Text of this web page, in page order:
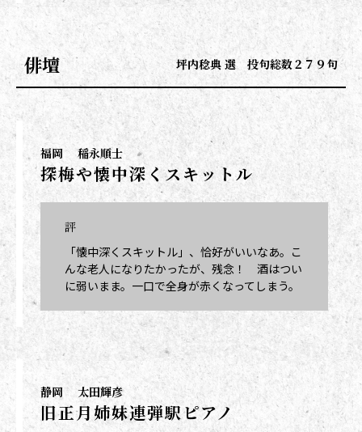
俳壇 坪内稔典 選 投句総数２７９句
福岡 稲永順士
探梅や懐中深くスキットル
評
「懐中深くスキットル」、恰好がいいなあ。こ
んな老人になりたかったが、残念！ 酒はつい
に弱いまま。一口で全身が赤くなってしまう。
静岡 太田輝彦
旧正月姉妹連弾駅ピアノ